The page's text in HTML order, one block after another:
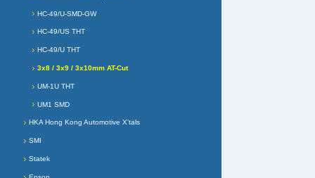
HC-49/U-SMD-GW
HC-49/US THT
HC-49/U THT
3x8 / 3x9 / 3x10mm AT-Cut
UM-1U THT
UM1 SMD
HKA Hong Kong Automotive X'tals
SMI
Statek